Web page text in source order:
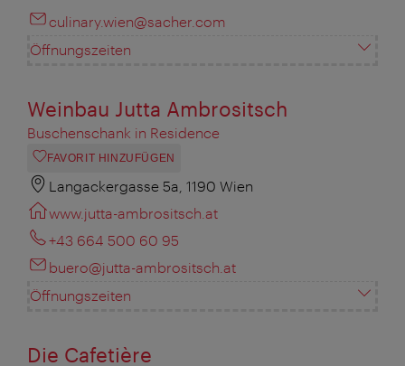
culinary.wien@sacher.com
Öffnungszeiten
Weinbau Jutta Ambrositsch
Buschenschank in Residence
FAVORIT HINZUFÜGEN
Langackergasse 5a, 1190 Wien
www.jutta-ambrositsch.at
+43 664 500 60 95
buero@jutta-ambrositsch.at
Öffnungszeiten
Die Cafetière